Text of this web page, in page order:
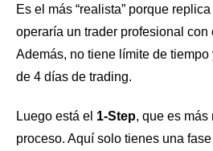
Es el más “realista” porque
operaría un trader profesional con
Además, no tiene límite de
de 4 días de trading.
Luego está el 1-Step, que es más
proceso. Aquí solo tienes una